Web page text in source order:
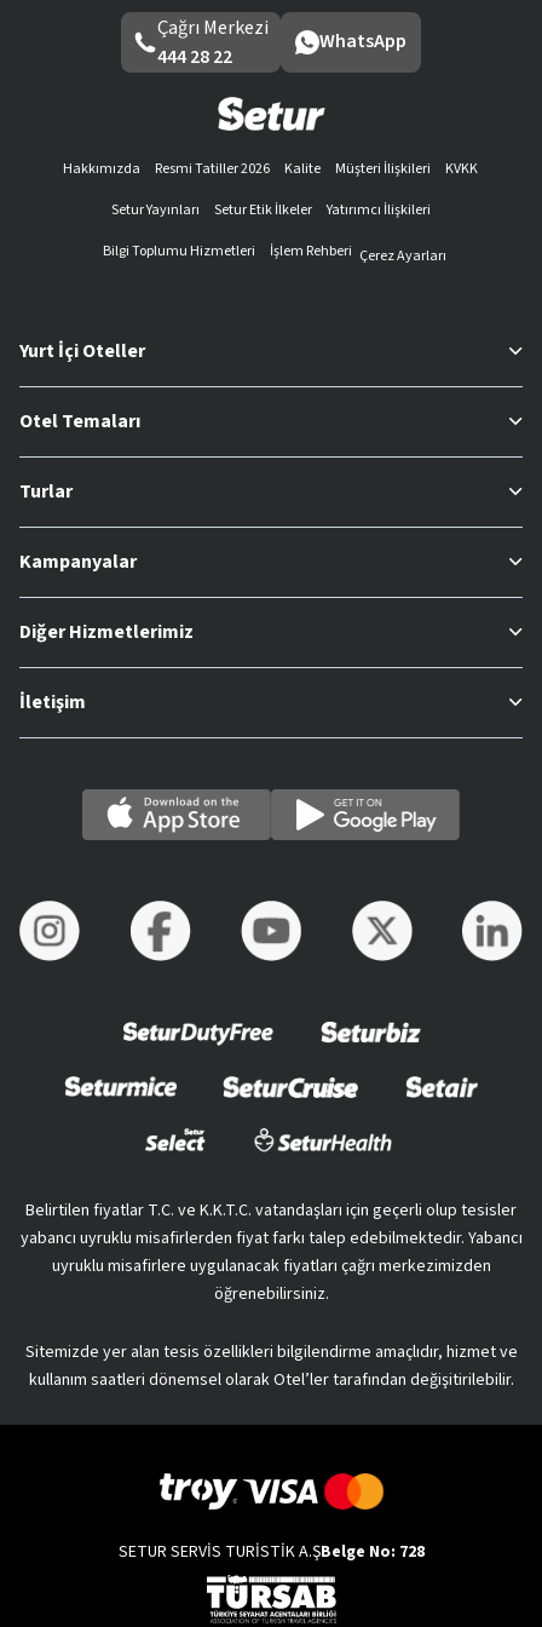
Çağrı Merkezi
444 28 22
WhatsApp
Hakkımızda Resmi Tatiller 2026 Kalite Müşteri İlişkileri
KVKK
Setur Yayınları
Setur Etik İlkeler
Yatırımcı İlişkileri
Bilgi Toplumu Hizmetleri
İşlem Rehberi Çerez Ayarları
Yurt İçi Oteller
Otel Temaları
Turlar
Kampanyalar
Diğer Hizmetlerimiz
İletişim
Belirtilen fiyatlar T.C. ve K.K.T.C. vatandaşları için geçerli olup tesisler
yabancı uyruklu misafirlerden fiyat farkı talep edebilmektedir. Yabancı
uyruklu misafirlere uygulanacak fiyatları çağrı merkezimizden
öğrenebilirsiniz.
Sitemizde yer alan tesis özellikleri bilgilendirme amaçlıdır, hizmet ve
kullanım saatleri dönemsel olarak Otel’ler tarafından değişitirilebilir.
SETUR SERVİS TURİSTİK A.ŞBelge No: 728